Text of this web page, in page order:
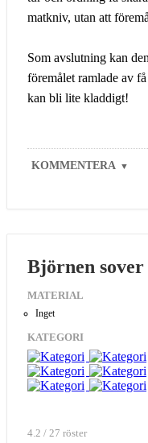
matkniv, utan att
Som avslutning kan
föremålet ramlade av
kan bli lite kladdigt!
KOMMENTERA ▼
Björnen sover
MATERIAL
Inget
KATEGORI
4.2 / 27 röster